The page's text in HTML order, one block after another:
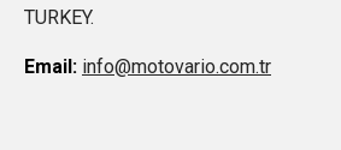
TURKEY.
Email: info@motovario.com.tr